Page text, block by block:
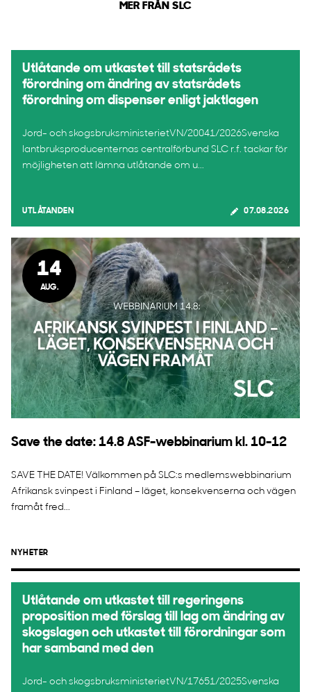
MER FRÅN SLC
Utlåtande om utkastet till statsrådets
förordning om ändring av statsrådets
förordning om dispenser enligt jaktlagen
Jord- och skogsbruksministerietVN/20041/2026Svenska
lantbruksproducenternas centralförbund SLC r.f. tackar för
möjligheten att lämna utlåtande om u...
UTLÅTANDEN 07.08.2026
14
AUG.
Save the date: 14.8 ASF-webbinarium kl. 10-12
SAVE THE DATE! Välkommen på SLC:s medlemswebbinarium
Afrikansk svinpest i Finland – läget, konsekvenserna och vägen
framåt fred...
NYHETER
Utlåtande om utkastet till regeringens
proposition med förslag till lag om ändring av
skogslagen och utkastet till förordningar som
har samband med den
Jord- och skogsbruksministerietVN/17651/2025Svenska